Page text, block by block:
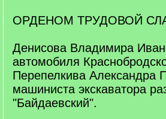
ОРДЕНОМ ТРУДОВОЙ
Денисова Владимира
автомобиля
Перепелкива Александра
машиниста экскаватора
"Байдаевский".